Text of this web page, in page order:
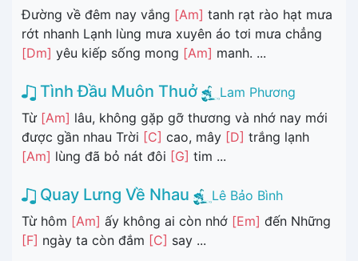
Đường về đêm nay vắng [Am] tanh rạt rào hạt mưa
rớt nhanh Lạnh lùng mưa xuyên áo tơi mưa chẳng
[Dm] yêu kiếp sống mong [Am] manh. ...
Tình Đầu Muôn Thuở
Lam Phương
Từ [Am] lâu, không gặp gỡ thương và nhớ nay mới
được gần nhau Trời [C] cao, mây [D] trắng lạnh
[Am] lùng đã bỏ nát đôi [G] tim ...
Quay Lưng Về Nhau
Lê Bảo Bình
Từ hôm [Am] ấy không ai còn nhớ [Em] đến Những
[F] ngày ta còn đắm [C] say ...